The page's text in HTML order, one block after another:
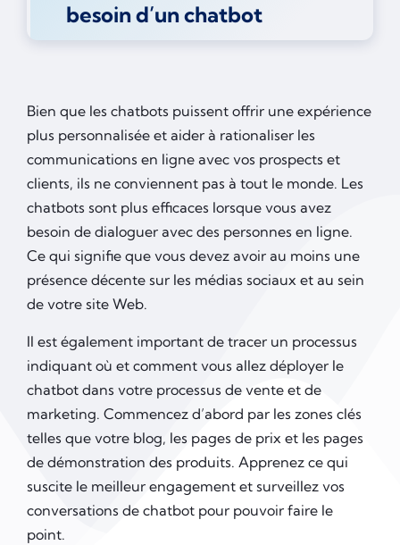
besoin d’un chatbot
Bien que les chatbots puissent offrir une expérience
plus personnalisée et aider à rationaliser les
communications en ligne avec vos prospects et
clients, ils ne conviennent pas à tout le monde. Les
chatbots sont plus efficaces lorsque vous avez
besoin de dialoguer avec des personnes en ligne.
Ce qui signifie que vous devez avoir au moins une
présence décente sur les médias sociaux et au sein
de votre site Web.
Il est également important de tracer un processus
indiquant où et comment vous allez déployer le
chatbot dans votre processus de vente et de
marketing. Commencez d’abord par les zones clés
telles que votre blog, les pages de prix et les pages
de démonstration des produits. Apprenez ce qui
suscite le meilleur engagement et surveillez vos
conversations de chatbot pour pouvoir faire le
point.